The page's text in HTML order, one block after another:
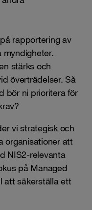
rapportering av
myndigheter.
stärks och
överträdelser. Så
bör ni prioritera för
vi strategisk och
organisationer att
NIS2-relevanta
på Managed
att säkerställa ett